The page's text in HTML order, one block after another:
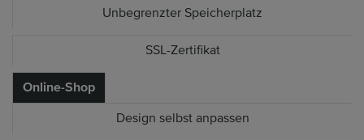
Unbegrenzter Speicherplatz
SSL-Zertifikat
Online-Shop
Design selbst anpassen